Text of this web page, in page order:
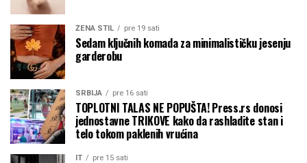
ŽENA STIL pre 19 sati
Sedam ključnih komada za minimalističku jesenju
garderobu
SRBIJA pre 16 sati
TOPLOTNI TALAS NE POPUŠTA! Press.rs donosi
jednostavne TRIKOVE kako da rashladite stan i
telo tokom paklenih vrućina
IT pre 15 sati